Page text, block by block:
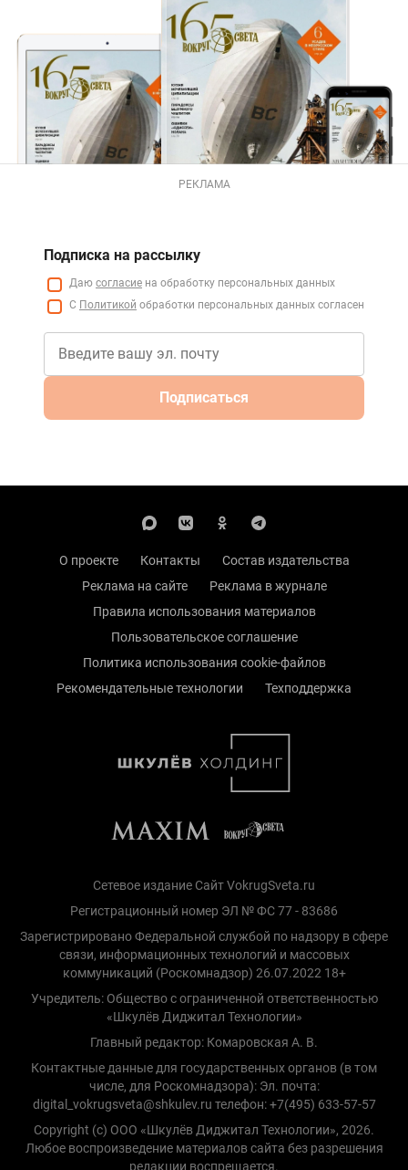
РЕКЛАМА
Подписка на рассылку
Даю согласие на обработку персональных данных
С Политикой обработки персональных данных согласен
Подписаться
О проекте Контакты
Состав издательства
Реклама на сайте
Реклама в журнале
Правила использования материалов
Пользовательское соглашение
Политика использования cookie-файлов
Рекомендательные технологии
Техподдержка
Сетевое издание Сайт VokrugSveta.ru
Регистрационный номер ЭЛ № ФС 77 - 83686
Зарегистрировано Федеральной службой по надзору в сфере
связи, информационных технологий и массовых
коммуникаций (Роскомнадзор) 26.07.2022 18+
Учредитель: Общество с ограниченной ответственностью
«Шкулёв Диджитал Технологии»
Главный редактор: Комаровская А. В.
Контактные данные для государственных органов (в том
числе, для Роскомнадзора): Эл. почта:
digital_vokrugsveta@shkulev.ru телефон: +7(495) 633-57-57
Copyright (с) ООО «Шкулёв Диджитал Технологии», 2026.
Любое воспроизведение материалов сайта без разрешения
редакции воспрещается.